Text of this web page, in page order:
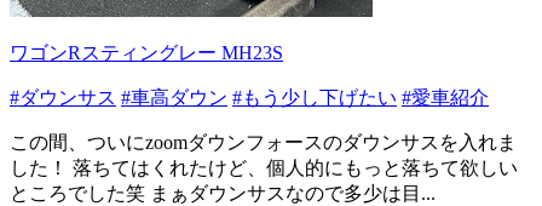
ワゴンRスティングレー MH23S
#ダウンサス #車高ダウン #もう少し下げたい #愛車紹介
この間、ついにzoomダウンフォースのダウンサスを入れま
した！ 落ちてはくれたけど、個人的にもっと落ちて欲しい
ところでした笑 まぁダウンサスなので多少は目...